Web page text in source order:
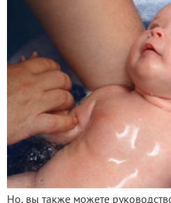
Но, вы также можете